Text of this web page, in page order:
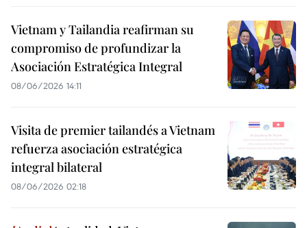
Vietnam y Tailandia reafirman su
compromiso de profundizar la
Asociación Estratégica Integral
08/06/2026 14:11
Visita de premier tailandés a Vietnam
refuerza asociación estratégica
integral bilateral
08/06/2026 02:18